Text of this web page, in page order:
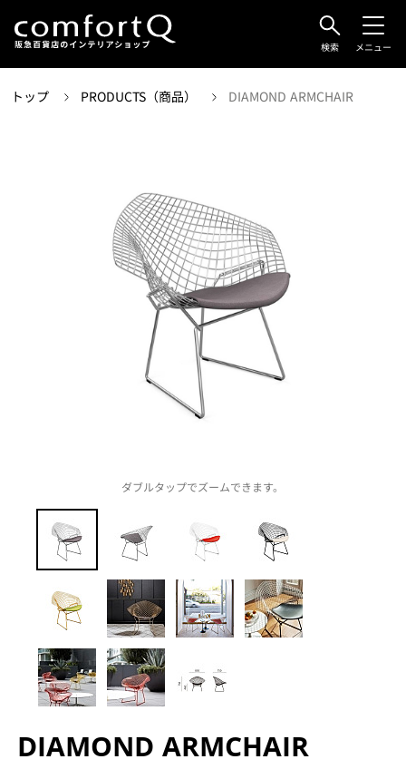
検索 メニュー
トップ PRODUCTS（商品） DIAMOND ARMCHAIR
ダブルタップでズームできます。
DIAMOND ARMCHAIR